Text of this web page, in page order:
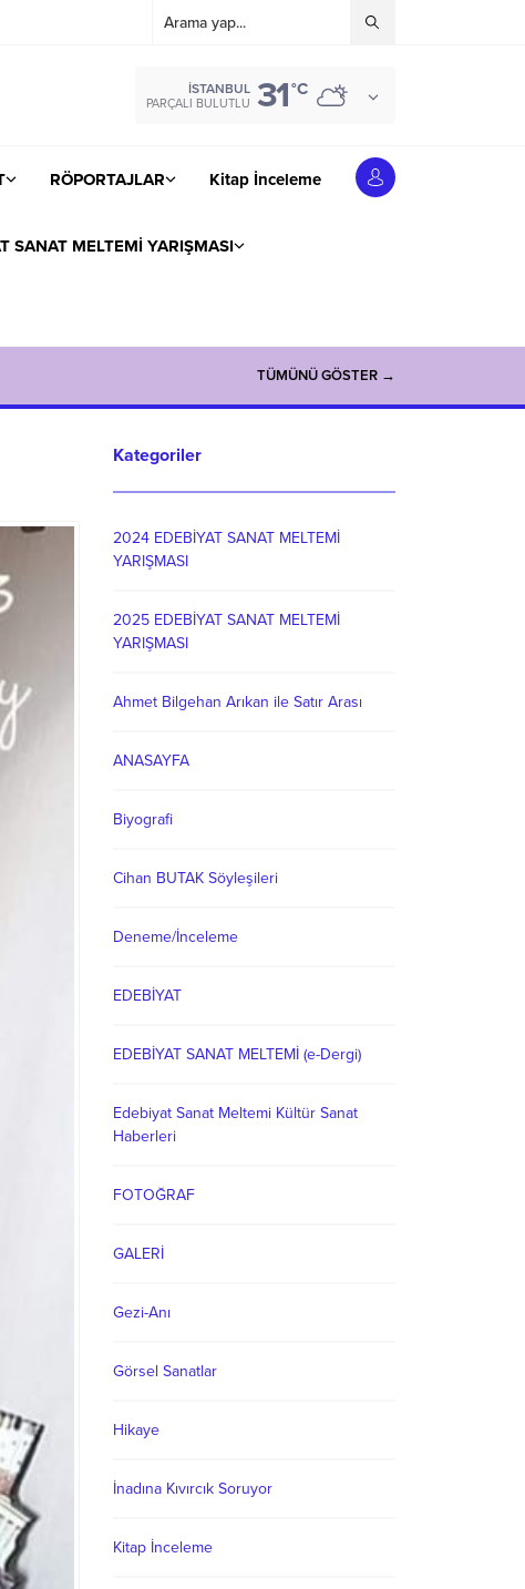
İSTANBUL
PARÇALI BULUTLU 31°C
RÖPORTAJLAR Kitap İnceleme
SANAT MELTEMİ YARIŞMASI
TÜMÜNÜ GÖSTER →
Kategoriler
2024 EDEBİYAT SANAT MELTEMİ
YARIŞMASI
2025 EDEBİYAT SANAT MELTEMİ
YARIŞMASI
Ahmet Bilgehan Arıkan ile Satır Arası
ANASAYFA
Biyografi
Cihan BUTAK Söyleşileri
Deneme/İnceleme
EDEBİYAT
EDEBİYAT SANAT MELTEMİ (e-Dergi)
Edebiyat Sanat Meltemi Kültür Sanat
Haberleri
FOTOĞRAF
GALERİ
Gezi-Anı
Görsel Sanatlar
Hikaye
İnadına Kıvırcık Soruyor
Kitap İnceleme